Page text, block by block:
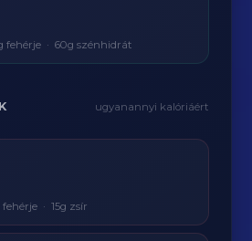
fehérje · 60g szénhidrát
ugyanannyi kalóriáért
· 15g zsír